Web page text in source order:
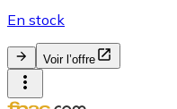
En stock
Voir l’offre